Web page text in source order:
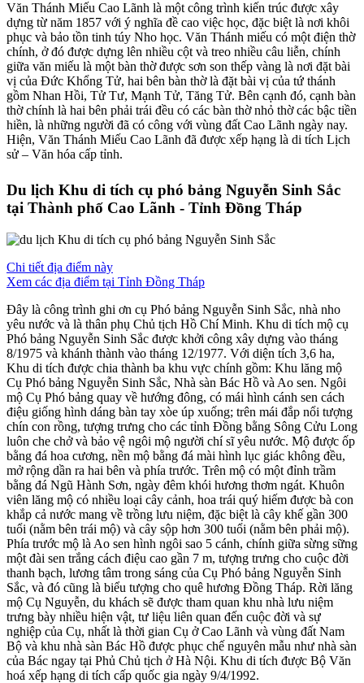
Văn Thánh Miếu Cao Lãnh là một công trình kiến trúc được xây
dựng từ năm 1857 với ý nghĩa đề cao việc học, đặc biệt là nơi khôi
phục và bảo tồn tinh túy Nho học. Văn Thánh miếu có một điện thờ
chính, ở đó được dựng lên nhiều cột và treo nhiều câu liễn, chính
giữa văn miếu là một bàn thờ được sơn son thếp vàng là nơi đặt bài
vị của Đức Khổng Tử, hai bên bàn thờ là đặt bài vị của tứ thánh
gồm Nhan Hồi, Tử Tư, Mạnh Tử, Tăng Tử. Bên cạnh đó, cạnh bàn
thờ chính là hai bên phải trái đều có các bàn thờ nhỏ thờ các bậc tiền
hiền, là những người đã có công với vùng đất Cao Lãnh ngày nay.
Hiện, Văn Thánh Miếu Cao Lãnh đã được xếp hạng là di tích Lịch
sử – Văn hóa cấp tỉnh.
Du lịch Khu di tích cụ phó bảng Nguyễn Sinh Sắc
tại Thành phố Cao Lãnh - Tỉnh Đồng Tháp
Chi tiết địa điểm này
Xem các địa điểm tại Tỉnh Đồng Tháp
Ðây là công trình ghi ơn cụ Phó bảng Nguyễn Sinh Sắc, nhà nho
yêu nước và là thân phụ Chủ tịch Hồ Chí Minh. Khu di tích mộ cụ
Phó bảng Nguyễn Sinh Sắc được khởi công xây dựng vào tháng
8/1975 và khánh thành vào tháng 12/1977. Với diện tích 3,6 ha,
Khu di tích được chia thành ba khu vực chính gồm: Khu lăng mộ
Cụ Phó bảng Nguyễn Sinh Sắc, Nhà sàn Bác Hồ và Ao sen. Ngôi
mộ Cụ Phó bảng quay về hướng đông, có mái hình cánh sen cách
điệu giống hình dáng bàn tay xòe úp xuống; trên mái đắp nổi tượng
chín con rồng, tượng trưng cho các tỉnh Đồng bằng Sông Cửu Long
luôn che chở và bảo vệ ngôi mộ người chí sĩ yêu nước. Mộ được ốp
bằng đá hoa cương, nền mộ bằng đá mài hình lục giác không đều,
mở rộng dần ra hai bên và phía trước. Trên mộ có một đỉnh trầm
bằng đá Ngũ Hành Sơn, ngày đêm khói hương thơm ngát. Khuôn
viên lăng mộ có nhiều loại cây cảnh, hoa trái quý hiếm được bà con
khắp cả nước mang về trồng lưu niệm, đặc biệt là cây khế gần 300
tuổi (nằm bên trái mộ) và cây sộp hơn 300 tuổi (nằm bên phải mộ).
Phía trước mộ là Ao sen hình ngôi sao 5 cánh, chính giữa sừng sững
một đài sen trắng cách điệu cao gần 7 m, tượng trưng cho cuộc đời
thanh bạch, lương tâm trong sáng của Cụ Phó bảng Nguyễn Sinh
Sắc, và đó cũng là biểu tượng cho quê hương Đồng Tháp. Rời lăng
mộ Cụ Nguyễn, du khách sẽ được tham quan khu nhà lưu niệm
trưng bày nhiều hiện vật, tư liệu liên quan đến cuộc đời và sự
nghiệp của Cụ, nhất là thời gian Cụ ở Cao Lãnh và vùng đất Nam
Bộ và khu nhà sàn Bác Hồ được phục chế nguyên mẫu như nhà sàn
của Bác ngay tại Phủ Chủ tịch ở Hà Nội. Khu di tích được Bộ Văn
hoá xếp hạng di tích cấp quốc gia ngày 9/4/1992.